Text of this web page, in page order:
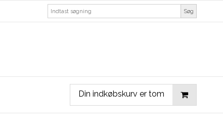
Søg
Din indkøbskurv er tom